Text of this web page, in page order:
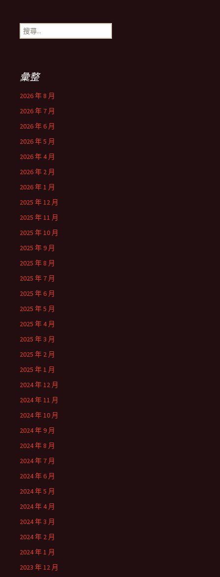
搜
尋
彙整
2026 年 8 月
2026 年 7 月
2026 年 6 月
2026 年 5 月
2026 年 4 月
2026 年 2 月
2026 年 1 月
2025 年 12 月
2025 年 11 月
2025 年 10 月
2025 年 9 月
2025 年 8 月
2025 年 7 月
2025 年 6 月
2025 年 5 月
2025 年 4 月
2025 年 3 月
2025 年 2 月
2025 年 1 月
2024 年 12 月
2024 年 11 月
2024 年 10 月
2024 年 9 月
2024 年 8 月
2024 年 7 月
2024 年 6 月
2024 年 5 月
2024 年 4 月
2024 年 3 月
2024 年 2 月
2024 年 1 月
2023 年 12 月